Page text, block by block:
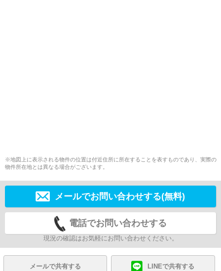
※地図上に表示される物件の位置は付近住所に所在することを表すものであり、実際の
物件所在地とは異なる場合がございます。
メールでお問い合わせする(無料)
電話でお問い合わせする
現況の確認はお気軽にお問い合わせください。
メールで共有する LINEで共有する